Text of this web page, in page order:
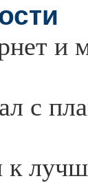
и
с